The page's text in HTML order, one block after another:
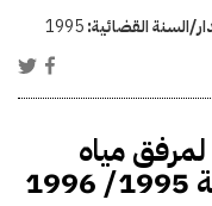
السنة القضائية:1995
لمرفق مياه